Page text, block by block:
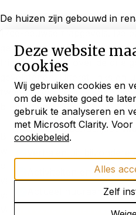
Deze website
cookies
Wij gebruiken cookies en
om de website goed te
gebruik te analyseren en
met Microsoft Clarity.
cookiebeleid.
Alles
Zelf
De huizen zijn gebouwd in
17de-eeuwse trapgevels. De
geleed door natuurstenen
fries loopt door over de drie
twee zeilschepen. De drie
beelden ‘hoop' of ‘wijsheid',
Bij de restauratie moest de
opgetrokken. Aan de
van een nieuwe puntgevel
voorbeeld van de achtergevel
Vooreiland 12 bezat door het
Blijf ontdekken
met onze maandelijkse
Activiteiten en
Actueel huuraanbod
ONTVANG DE NIEUWSBRIEF